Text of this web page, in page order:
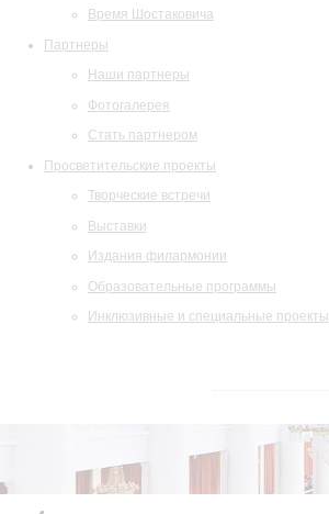
Время Шостаковича
Партнеры
Наши партнеры
Фотогалерея
Стать партнером
Просветительские проекты
Творческие встречи
Выставки
Издания филармонии
Образовательные программы
Инклюзивные и специальные проекты